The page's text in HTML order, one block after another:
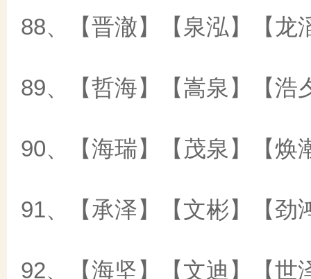
88、【晋澈】【泉泓】【龙
89、【哲海】【嵩泉】【浩
90、【海瑞】【茂泉】【焕
91、【承泽】【文彬】【劲
92、【海坚】【文迪】【世